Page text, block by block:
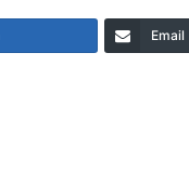
Email